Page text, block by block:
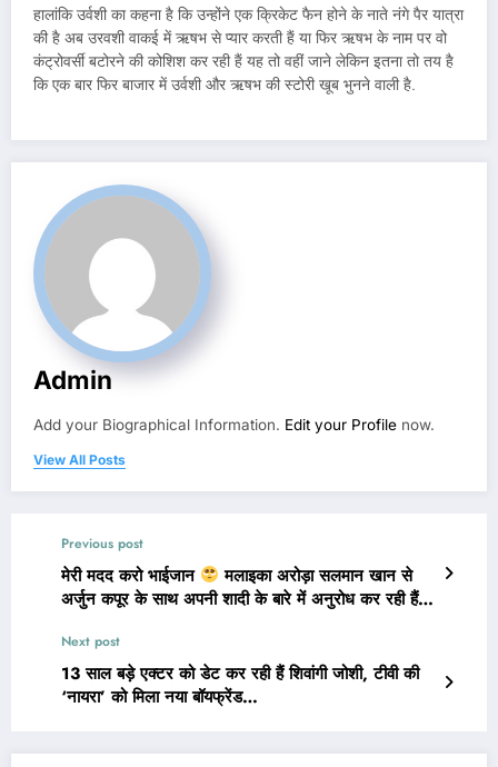
हालांकि उर्वशी का कहना है कि उन्होंने एक क्रिकेट फैन होने के नाते नंगे पैर यात्रा
की है अब उरवशी वाकई में ऋषभ से प्यार करती हैं या फिर ऋषभ के नाम पर वो
कंट्रोवर्सी बटोरने की कोशिश कर रही हैं यह तो वहीं जाने लेकिन इतना तो तय है
कि एक बार फिर बाजार में उर्वशी और ऋषभ की स्टोरी खूब भुनने वाली है.
Admin
Add your Biographical Information. Edit your Profile now.
View All Posts
Previous post
मेरी मदद करो भाईजान
मलाइका अरोड़ा सलमान खान से
अर्जुन कपूर के साथ अपनी शादी के बारे में अनुरोध कर रही हैं…
Next post
13 साल बड़े एक्टर को डेट कर रही हैं शिवांगी जोशी, टीवी की
‘नायरा’ को मिला नया बॉयफ्रेंड…